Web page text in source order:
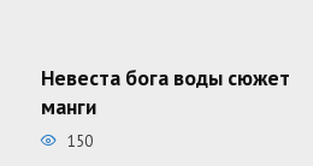
Невеста бога воды сюжет
манги
150